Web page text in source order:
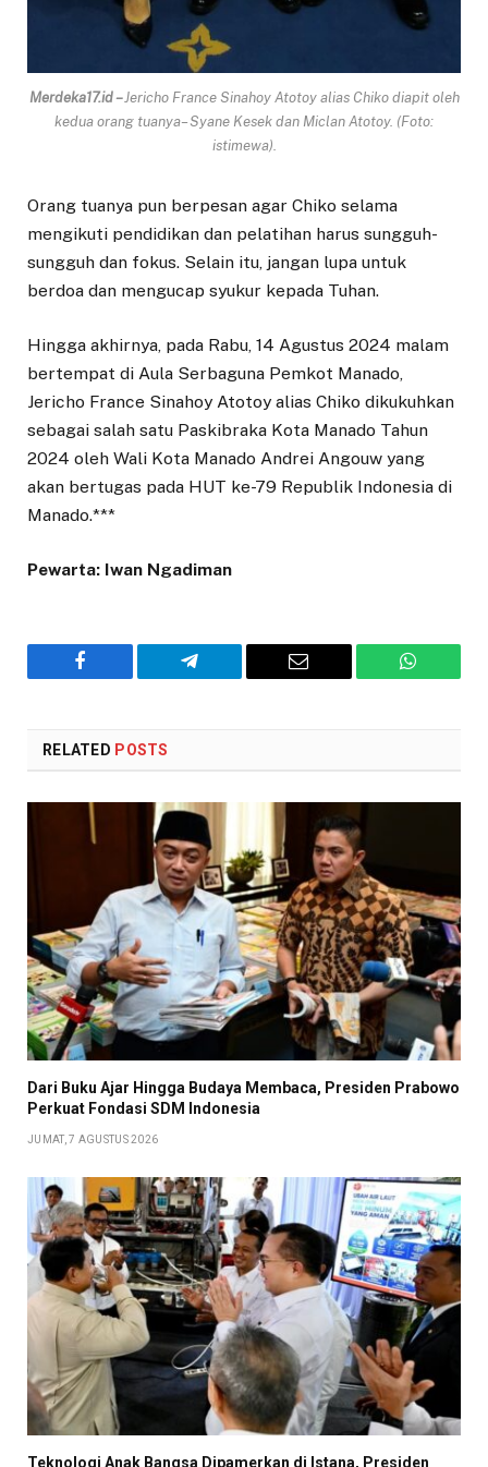
Merdeka17.id – Jericho France Sinahoy Atotoy alias Chiko diapit oleh
kedua orang tuanya– Syane Kesek dan Miclan Atotoy. (Foto:
istimewa).
Orang tuanya pun berpesan agar Chiko selama
mengikuti pendidikan dan pelatihan harus sungguh-
sungguh dan fokus. Selain itu, jangan lupa untuk
berdoa dan mengucap syukur kepada Tuhan.
Hingga akhirnya, pada Rabu, 14 Agustus 2024 malam
bertempat di Aula Serbaguna Pemkot Manado,
Jericho France Sinahoy Atotoy alias Chiko dikukuhkan
sebagai salah satu Paskibraka Kota Manado Tahun
2024 oleh Wali Kota Manado Andrei Angouw yang
akan bertugas pada HUT ke-79 Republik Indonesia di
Manado.***
Pewarta: Iwan Ngadiman
Facebook Telegram Email
RELATED POSTS
Dari Buku Ajar Hingga Budaya Membaca, Presiden Prabowo
Perkuat Fondasi SDM Indonesia
JUMAT, 7 AGUSTUS 2026
Teknologi Anak Bangsa Dipamerkan di Istana, Presiden